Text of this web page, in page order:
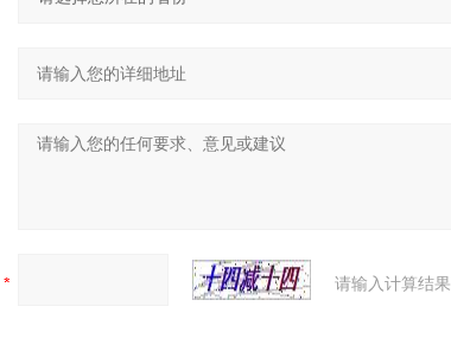
请输入计算结